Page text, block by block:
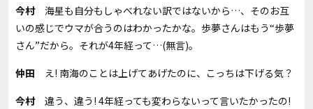
今村海星も自分もしゃべれない訳ではないから…、そのお互
いの感じでウマが合うのはわかったかな。歩夢さんはもう“歩夢
さん”だから。それが4年経って…(無言)。
仲田 え! 南海のことは上げてあげたのに、こっちは下げる気？
今村違う、違う! 4年経っても変わらないって言いたかったの!